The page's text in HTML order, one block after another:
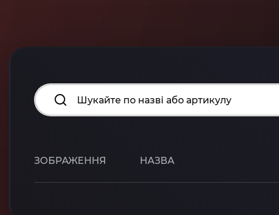
ЗОБРАЖЕННЯ НАЗВА